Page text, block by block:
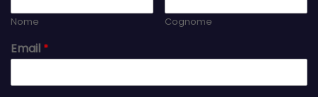
Nome Cognome
Email *